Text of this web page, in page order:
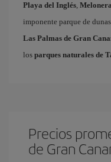
Playa del Inglés,
imponente parque de
Las Palmas de Gran
los parques naturales de
Precios
de Gran